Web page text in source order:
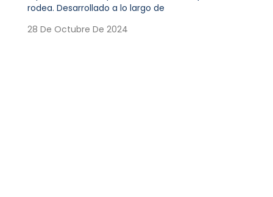
rodea. Desarrollado a lo largo de
28 De Octubre De 2024